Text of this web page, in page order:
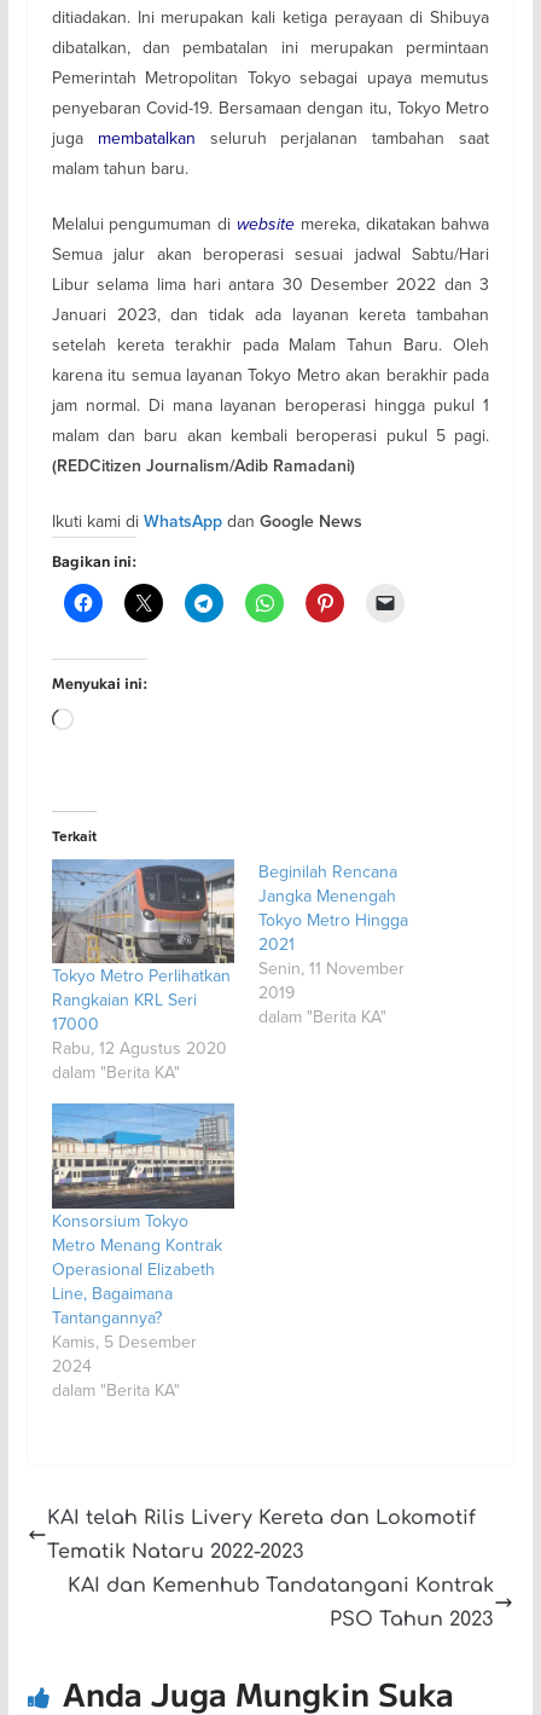
ditiadakan. Ini merupakan kali ketiga perayaan di Shibuya
dibatalkan, dan pembatalan ini merupakan permintaan
Pemerintah Metropolitan Tokyo sebagai upaya memutus
penyebaran Covid-19. Bersamaan dengan itu, Tokyo Metro
juga membatalkan seluruh perjalanan tambahan saat
malam tahun baru.
Melalui pengumuman di website mereka, dikatakan bahwa
Semua jalur akan beroperasi sesuai jadwal Sabtu/Hari
Libur selama lima hari antara 30 Desember 2022 dan 3
Januari 2023, dan tidak ada layanan kereta tambahan
setelah kereta terakhir pada Malam Tahun Baru. Oleh
karena itu semua layanan Tokyo Metro akan berakhir pada
jam normal. Di mana layanan beroperasi hingga pukul 1
malam dan baru akan kembali beroperasi pukul 5 pagi.
(REDCitizen Journalism/Adib Ramadani)
Ikuti kami di WhatsAppdan Google News
Bagikan ini:
Menyukai ini:
Memuat...
Terkait
Tokyo Metro Perlihatkan
Rangkaian KRL Seri
17000
Rabu, 12 Agustus 2020
dalam "Berita KA"
Beginilah Rencana
Jangka Menengah
Tokyo Metro Hingga
2021
Senin, 11 November
2019
dalam "Berita KA"
Konsorsium Tokyo
Metro Menang Kontrak
Operasional Elizabeth
Line, Bagaimana
Tantangannya?
Kamis, 5 Desember
2024
dalam "Berita KA"
KAI telah Rilis Livery Kereta dan Lokomotif
Tematik Nataru 2022-2023
KAI dan Kemenhub Tandatangani Kontrak
PSO Tahun 2023
Anda Juga Mungkin Suka